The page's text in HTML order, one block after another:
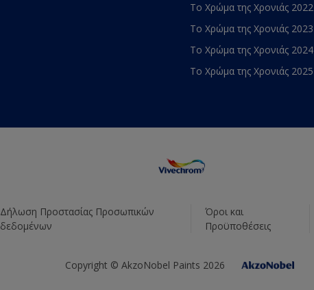
Το Χρώμα της Χρονιάς 2022
Το Χρώμα της Χρονιάς 2023
Το Χρώμα της Χρονιάς 2024
Το Χρώμα της Χρονιάς 2025
Δήλωση Προστασίας Προσωπικών
δεδομένων
Όροι και
Προϋποθέσεις
Copyright © AkzoNobel Paints 2026